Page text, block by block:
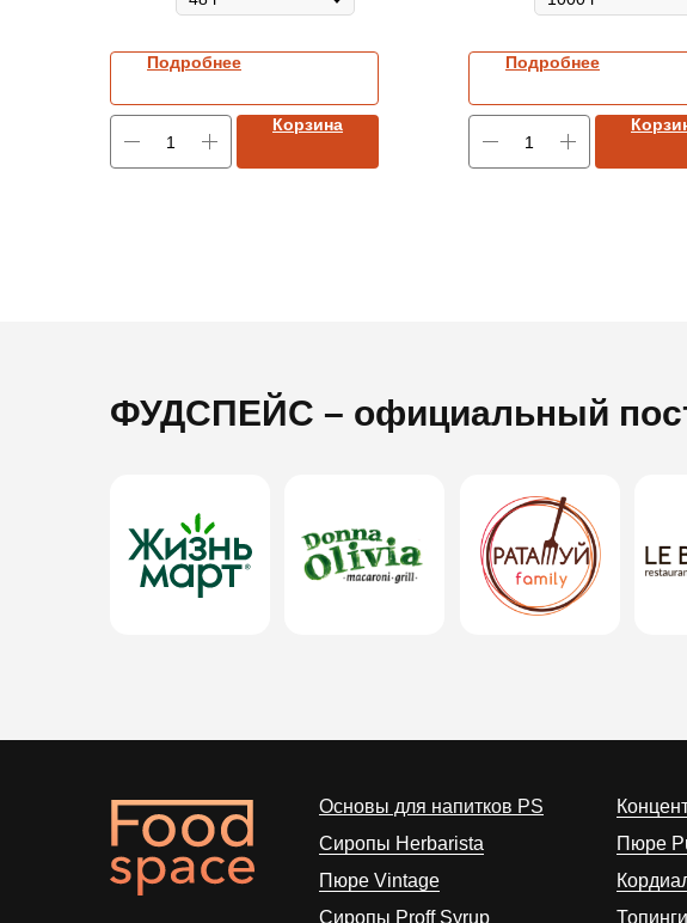
Подробнее
Корзина
Подробнее
ФУДСПЕЙС – официальный
Основы для напитков PS
Сиропы Herbarista
Пюре Vintage
Cиропы Proff Syrup
Пюре